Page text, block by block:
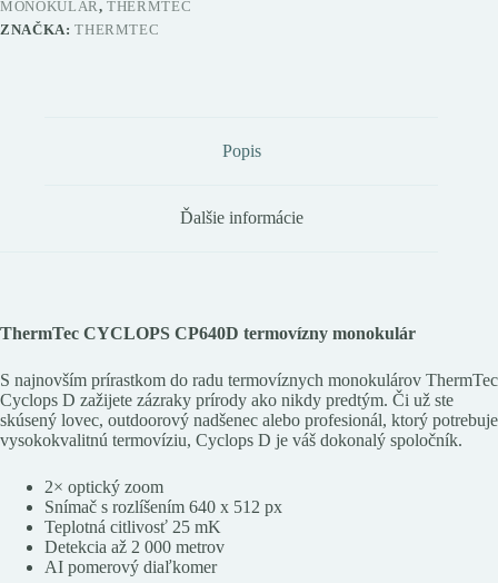
MONOKULÁR,THERMTEC
ZNAČKA:THERMTEC
Popis
Ďalšie informácie
ThermTec CYCLOPS CP640D termovízny monokulár
S najnovším prírastkom do radu termovíznych monokulárov ThermTec
Cyclops D zažijete zázraky prírody ako nikdy predtým. Či už ste
skúsený lovec, outdoorový nadšenec alebo profesionál, ktorý potrebuje
vysokokvalitnú termovíziu, Cyclops D je váš dokonalý spoločník.
2× optický zoom
Snímač s rozlíšením 640 x 512 px
Teplotná citlivosť 25 mK
Detekcia až 2 000 metrov
AI pomerový diaľkomer